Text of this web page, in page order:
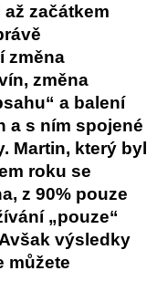
začátkem
změna
změna
a balení
a s ním spojené
Martin, který byl
roku se
z 90% pouze
„pouze“
výsledky
můžete